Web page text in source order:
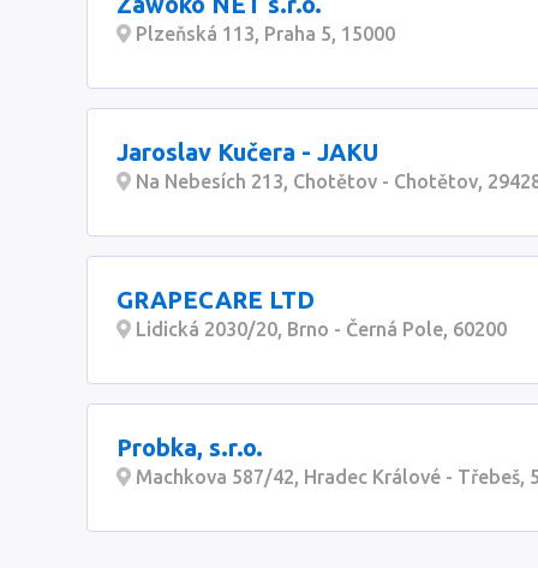
Plzeňská 113, Praha 5, 15000
Jaroslav Kučera - JAKU
Na Nebesích 213, Chotětov - Chotětov,
GRAPECARE LTD
Lidická 2030/20, Brno - Černá Pole, 60200
Probka, s.r.o.
Machkova 587/42, Hradec Králové - Třebeš,